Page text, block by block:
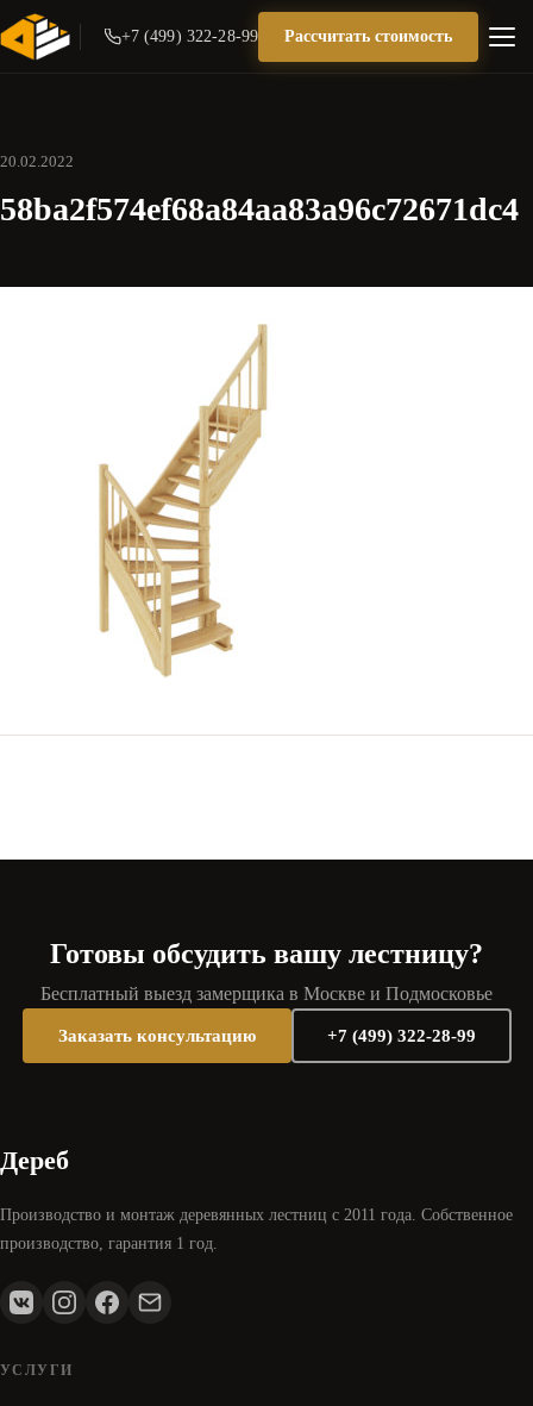
+7 (499) 322-28-99 Рассчитать стоимость
20.02.2022
58ba2f574ef68a84aa83a96c72671dc4
Готовы обсудить вашу лестницу?
Бесплатный выезд замерщика в Москве и Подмосковье
Заказать консультацию +7 (499) 322-28-99
Дереб
Производство и монтаж деревянных лестниц с 2011 года. Собственное
производство, гарантия 1 год.
УСЛУГИ